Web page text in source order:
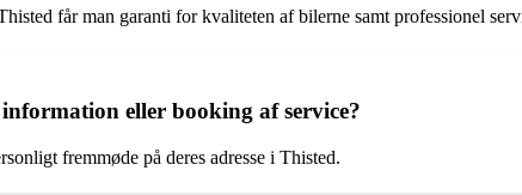
får man garanti for kvaliteten af bilerne samt professionel
eller booking af service?
fremmøde på deres adresse i Thisted.